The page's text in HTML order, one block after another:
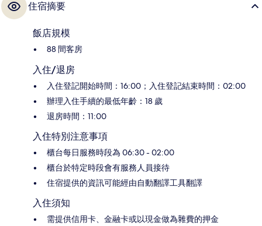
住宿摘要
飯店規模
88 間客房
入住/退房
入住登記開始時間：16:00；入住登記結束時間：02:00
辦理入住手續的最低年齡：18 歲
退房時間：11:00
入住特別注意事項
櫃台每日服務時段為 06:30 - 02:00
櫃台於特定時段會有服務人員接待
住宿提供的資訊可能經由自動翻譯工具翻譯
入住須知
需提供信用卡、金融卡或以現金做為雜費的押金